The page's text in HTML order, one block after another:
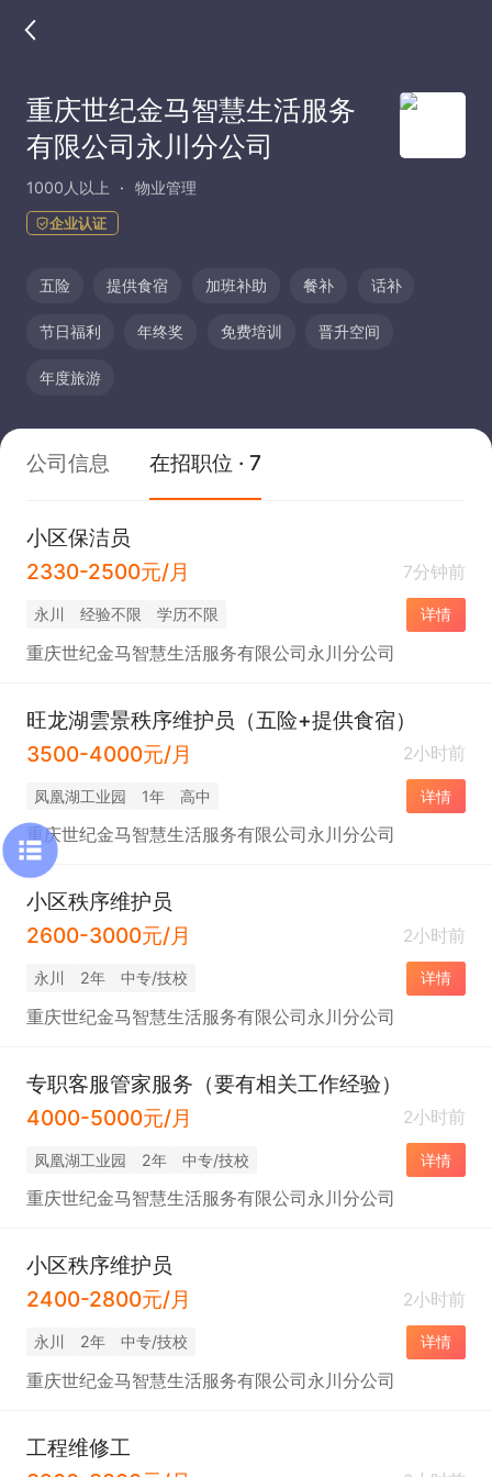
重庆世纪金马智慧生活服务
有限公司永川分公司
1000人以上 物业管理
企业认证
五险 提供食宿 加班补助 餐补 话补
节日福利 年终奖 免费培训 晋升空间
年度旅游
公司信息 在招职位 · 7
小区保洁员
2330-2500元/月
7分钟前
永川 经验不限 学历不限 详情
重庆世纪金马智慧生活服务有限公司永川分公司
旺龙湖雲景秩序维护员（五险+提供食宿）
3500-4000元/月
2小时前
凤凰湖工业园 1年 高中 详情
重庆世纪金马智慧生活服务有限公司永川分公司
小区秩序维护员
2600-3000元/月
2小时前
永川 2年 中专/技校 详情
重庆世纪金马智慧生活服务有限公司永川分公司
专职客服管家服务（要有相关工作经验）
4000-5000元/月
2小时前
凤凰湖工业园 2年 中专/技校 详情
重庆世纪金马智慧生活服务有限公司永川分公司
小区秩序维护员
2400-2800元/月
2小时前
永川 2年 中专/技校 详情
重庆世纪金马智慧生活服务有限公司永川分公司
工程维修工